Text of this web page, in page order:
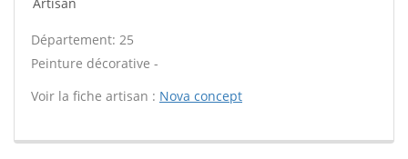
Département: 25
Peinture décorative -
Voir la fiche artisan : Nova concept